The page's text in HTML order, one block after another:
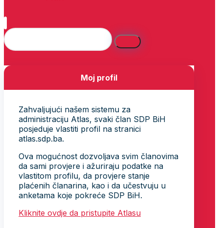
Moj profil
Zahvaljujući našem sistemu za
administraciju Atlas, svaki član SDP BiH
posjeduje vlastiti profil na stranici
atlas.sdp.ba.
Ova mogućnost dozvoljava svim članovima
da sami provjere i ažuriraju podatke na
vlastitom profilu, da provjere stanje
plaćenih članarina, kao i da učestvuju u
anketama koje pokreće SDP BiH.
Kliknite ovdje da pristupite Atlasu